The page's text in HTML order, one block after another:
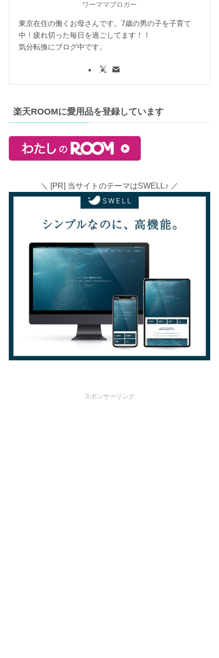
ワーママブロガー
東京在住の働くお母さんです。7歳の男の子を子育て
中！疲れ切った毎日を過ごしてます！！
気分転換にブログ中です。
楽天ROOMに愛用品を登録しています
＼ [PR] 当サイトのテーマはSWELL♪ ／
スポンサーリンク